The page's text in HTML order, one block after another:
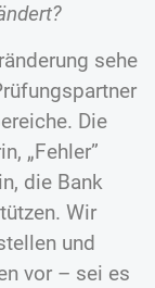
sehe
Die
„Fehler”
die Bank
Wir
und
vor – sei es